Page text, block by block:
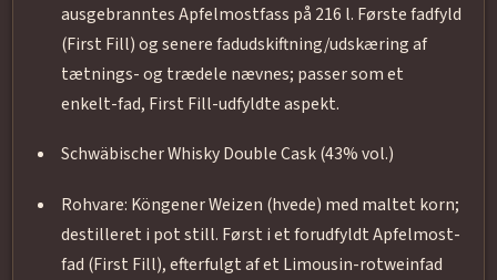
ausgebranntes Apfelmostfass på 216 l. Første fadfyld
(First Fill) og senere fadudskiftning/udskæring af
tætnings- og trædele nævnes; passer som et
enkelt-fad, First Fill-udfyldte aspekt.
Schwäbischer Whisky Double Cask (43% vol.)
Rohvare: Köngener Weizen (hvede) med maltet korn;
destilleret i pot still. Først i et forudfyldt Apfelmost-
fad (First Fill), efterfulgt af et Limousin-rotweinfad